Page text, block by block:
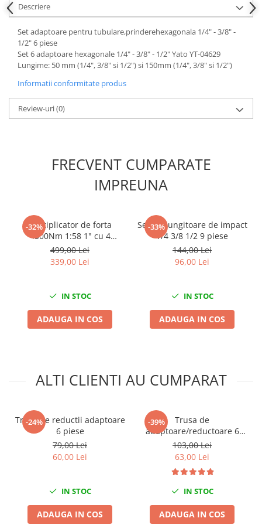
Scule fixare distributie
Audi
Bmw
Chevrolet
Chrysler
Citroen
Dacia
Mazda
Mercedes
Renault
Rover
Volkswagen
Scule pentru tinichigerie
Accesorii Pneumatice
Alte scule pneumatice
Chei cu clichet
Descriere
Set adaptoare pentru tubulare,prinderehexagonala 1/4" - 3/8" -
1/2" 6 piese
Set 6 adaptoare hexagonale 1/4" - 3/8" - 1/2" Yato YT-04629
Lungime: 50 mm (1/4", 3/8" si 1/2") si 150mm (1/4", 3/8" si 1/2")
Informatii conformitate produs
Review-uri(0)
FRECVENT CUMPARATE
IMPREUNA
-32%
Multiplicator de forta
4500Nm 1:58 1" cu 4
tubulare incluse
499,00 Lei
339,00 Lei
IN STOC
ADAUGA IN COS
-33%
Set prelungitoare de impact
1/4 3/8 1/2 9 piese
144,00 Lei
96,00 Lei
IN STOC
ADAUGA IN COS
ALTI CLIENTI AU CUMPARAT
-24%
Trusa de reductii adaptoare
6 piese
79,00 Lei
60,00 Lei
IN STOC
ADAUGA IN COS
-39%
Trusa de
adaptoare/reductoare 6
piese
103,00 Lei
63,00 Lei
IN STOC
ADAUGA IN COS